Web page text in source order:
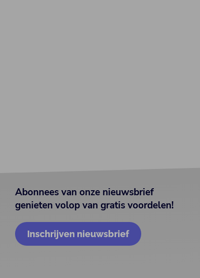
Abonnees van onze nieuwsbrief
genieten volop van gratis voordelen!
Inschrijven nieuwsbrief